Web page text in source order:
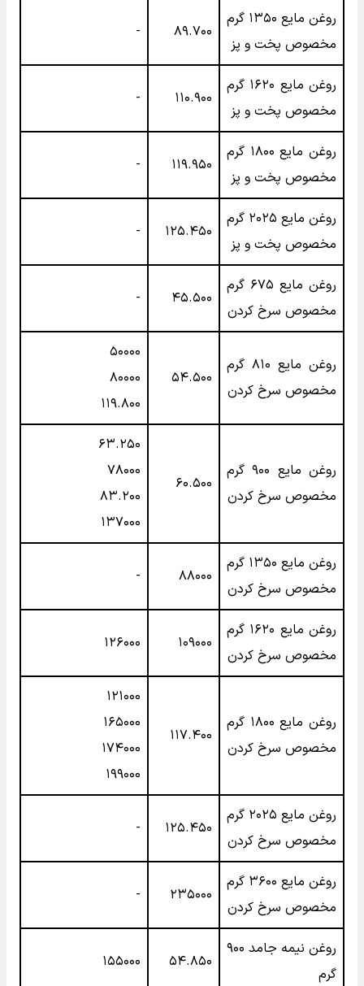
روغن مایع ۱۳۵۰ گرم
مخصوص پخت و پز
۸۹.۷۰۰ -
روغن مایع ۱۶۲۰ گرم
مخصوص پخت و پز
۱۱۰.۹۰۰ -
روغن مایع ۱۸۰۰ گرم
مخصوص پخت و پز
۱۱۹.۹۵۰ -
روغن مایع ۲۰۲۵ گرم
مخصوص پخت و پز
۱۲۵.۴۵۰ -
روغن مایع ۶۷۵ گرم
مخصوص سرخ کردن
۴۵.۵۰۰ -
روغن مایع ۸۱۰ گرم
مخصوص سرخ کردن
۵۴.۵۰۰
۵۰۰۰۰
۸۰۰۰۰
۱۱۹.۸۰۰
روغن مایع ۹۰۰ گرم
مخصوص سرخ کردن
۶۰.۵۰۰
۶۳.۲۵۰
۷۸۰۰۰
۸۳.۲۰۰
۱۳۷۰۰۰
روغن مایع ۱۳۵۰ گرم
مخصوص سرخ کردن
۸۸۰۰۰ -
روغن مایع ۱۶۲۰ گرم
مخصوص سرخ کردن
۱۰۹۰۰۰ ۱۲۶۰۰۰
روغن مایع ۱۸۰۰ گرم
مخصوص سرخ کردن
۱۱۷.۴۰۰
۱۲۱۰۰۰
۱۶۵۰۰۰
۱۷۴۰۰۰
۱۹۹۰۰۰
روغن مایع ۲۰۲۵ گرم
مخصوص سرخ کردن
۱۲۵.۴۵۰ -
روغن مایع ۳۶۰۰ گرم
مخصوص سرخ کردن
۲۳۵۰۰۰ -
روغن نیمه جامد ۹۰۰
گرم
۵۴.۸۵۰ ۱۵۵۰۰۰